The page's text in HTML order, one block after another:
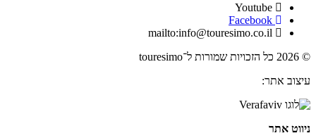
Youtube
Facebook
mailto:info@touresimo.co.il
© 2026 כל הזכויות שמורות ל־touresimo
עיצוב אתר:
ניווט אתר